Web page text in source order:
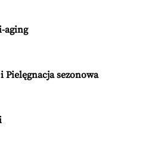
aging
sezonowa